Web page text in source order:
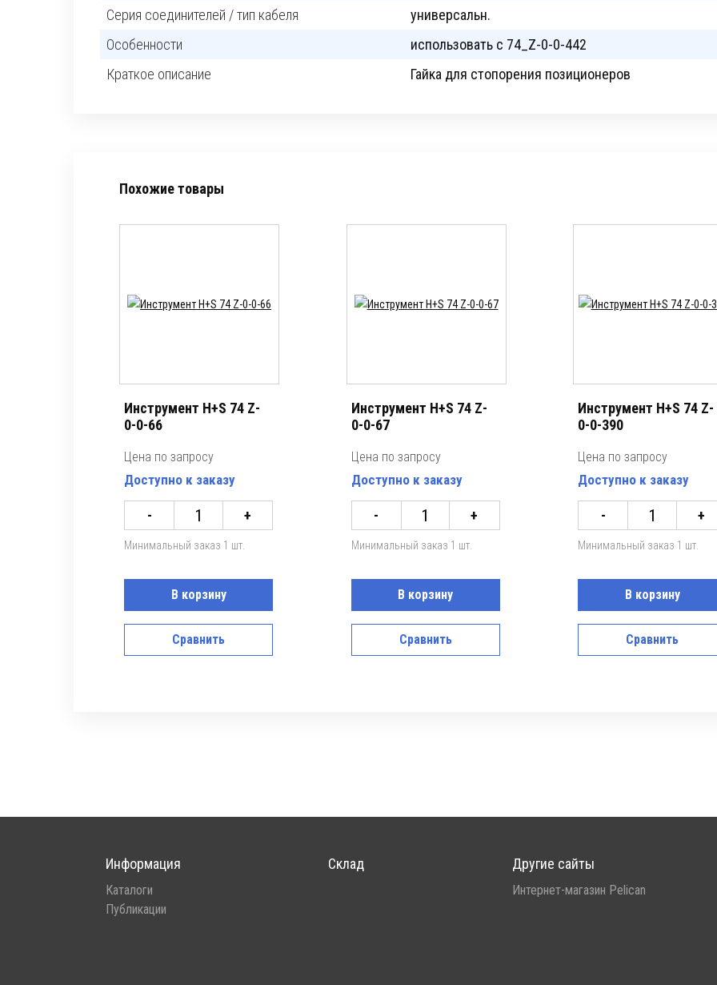
Серия соединителей / тип кабеля
универсальн.
Особенности
использовать с 74_Z-0-0-442
Краткое описание
Гайка для стопорения позиционеров
Похожие товары
Инструмент H+S 74 Z-
0-0-66
Цена по запросу
Доступно к заказу
- +
Минимальный заказ 1 шт.
В корзину
Сравнить
Инструмент H+S 74 Z-
0-0-67
Цена по запросу
Доступно к заказу
- +
Минимальный заказ 1 шт.
В корзину
Сравнить
Инструмент H+S 74 Z-
0-0-390
Цена по запросу
Доступно к заказу
- +
Минимальный заказ 1 шт.
В корзину
Сравнить
Информация
Каталоги
Публикации
Склад Другие сайты
Интернет-магазин Pelican